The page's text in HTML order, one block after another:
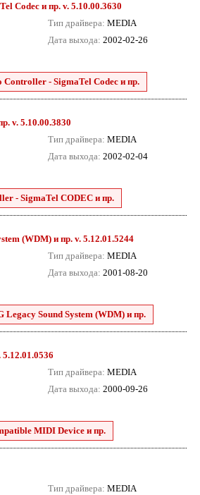
Codec и пр. v. 5.10.00.3630
Тип драйвера: MEDIA
Дата выхода: 2002-02-26
- SigmaTel Codec и пр.
v. 5.10.00.3830
Тип драйвера: MEDIA
Дата выхода: 2002-02-04
- SigmaTel CODEC и пр.
(WDM) и пр. v. 5.12.01.5244
Тип драйвера: MEDIA
Дата выхода: 2001-08-20
Sound System (WDM) и пр.
Тип драйвера: MEDIA
Дата выхода: 2000-09-26
MIDI Device и пр.
Тип драйвера: MEDIA